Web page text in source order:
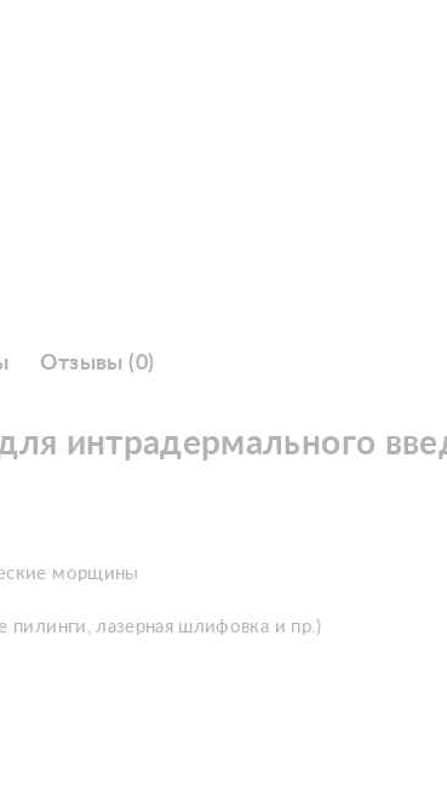
Отзывы (0)
интрадермального
морщины
пилинги, лазерная шлифовка и пр.)